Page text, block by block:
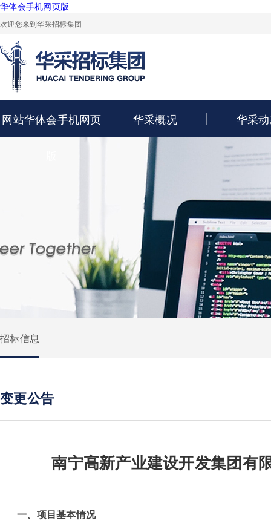
华体会手机网页版
欢迎您来到华采招标集团
网站华体会手机网页 华采概况 华采
招标信息
变更公告
南宁高新产业建设开发集团有
一、项目基本情况